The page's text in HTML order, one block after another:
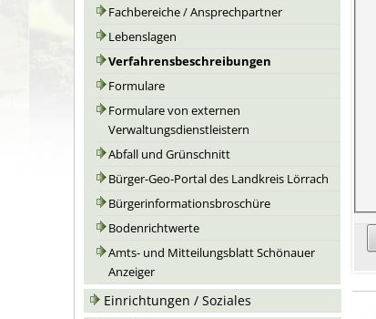
Fachbereiche / Ansprechpartner
Lebenslagen
Verfahrensbeschreibungen
Formulare
Formulare von externen
Verwaltungsdienstleistern
Abfall und Grünschnitt
Bürger-Geo-Portal des Landkreis Lörrach
Bürgerinformationsbroschüre
Bodenrichtwerte
Amts- und Mitteilungsblatt Schönauer
Anzeiger
Einrichtungen / Soziales